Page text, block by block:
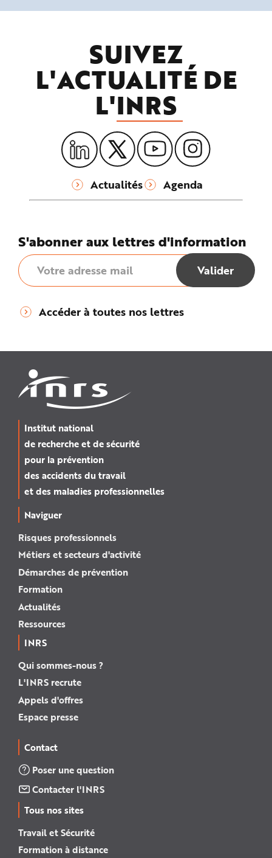
SUIVEZ
L'ACTUALITÉ DE
L'INRS
Actualités Agenda
S'abonner aux lettres d'information
Accéder à toutes nos lettres
Institut national
de recherche et de sécurité
pour la prévention
des accidents du travail
et des maladies professionnelles
Naviguer
Risques professionnels
Métiers et secteurs d'activité
Démarches de prévention
Formation
Actualités
Ressources
INRS
Qui sommes-nous ?
L'INRS recrute
Appels d'offres
Espace presse
Contact
Poser une question
Contacter l'INRS
Tous nos sites
Travail et Sécurité
Formation à distance